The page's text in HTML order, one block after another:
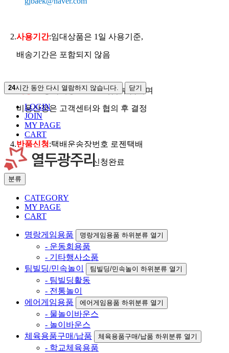
2.사용기간:임대상품은 1일 사용기준,
배송기간은 포함되지 않음
3.배송료:왕복배송료는 고객님 부담이며
비용산정은 고객센터와 협의 후 결정
4.반품신청:택배운송장번호 로젠택배
홈피에 입력하면 간편신청완료
24시간 동안 다시 열람하지 않습니다. 닫기
LOGIN
JOIN
MY PAGE
CART
분류
CATEGORY
MY PAGE
CART
명랑게임용품 명랑게임용품 하위분류 열기
- 운동회용품
- 기타행사소품
팀빌딩/민속놀이
팀빌딩/민속놀이 하위분류 열기
- 팀빌딩활동
- 전통놀이
에어게임용품
에어게임용품 하위분류 열기
- 물놀이바운스
- 놀이바운스
체육용품구매/납품
체육용품구매/납품 하위분류 열기
- 학교체육용품